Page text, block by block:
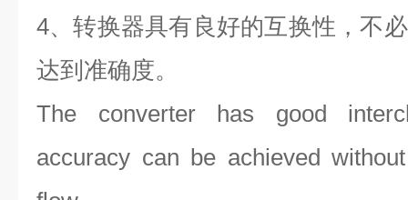
4、转换器具有良好的互换性，不
达到准确度。
The converter has good
accuracy can be achieved